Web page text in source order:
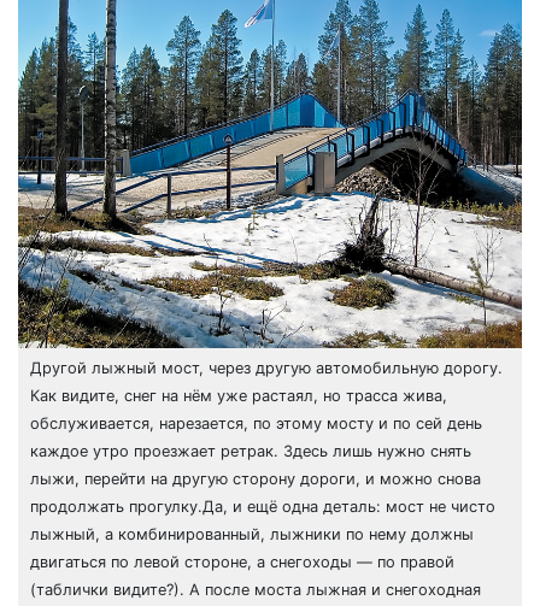
Другой лыжный мост, через другую автомобильную дорогу.
Как видите, снег на нём уже растаял, но трасса жива,
обслуживается, нарезается, по этому мосту и по сей день
каждое утро проезжает ретрак. Здесь лишь нужно снять
лыжи, перейти на другую сторону дороги, и можно снова
продолжать прогулку.Да, и ещё одна деталь: мост не чисто
лыжный, а комбинированный, лыжники по нему должны
двигаться по левой стороне, а снегоходы — по правой
(таблички видите?). А после моста лыжная и снегоходная